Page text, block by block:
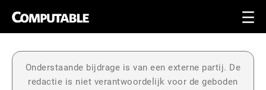
Onderstaande bijdrage is van een externe partij. De
redactie is niet verantwoordelijk voor de geboden